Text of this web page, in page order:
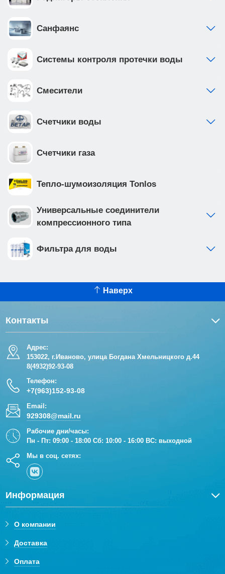
Санфаянс
Системы контроля протечки воды
Смесители
Счетчики воды
Счетчики газа
Тепло-шумоизоляция Tonlos
Универсальные соединители
компрессионного типа
Фильтра для воды
Наверх
Контакты
Адрес:
153022, г.Иваново, улица Богдана Хмельницкого д.44
8(4932)92-93-08
Телефон:
+7(963)152-93-08
Email:
929308@mail.ru
Рабочие дни/часы:
Пн - Пт: 09:00 - 18:00 Сб: 10:00 - 16:00 ВС: выходной
Мы в соц. сетях:
Информация
О компании
Доставка
Оплата